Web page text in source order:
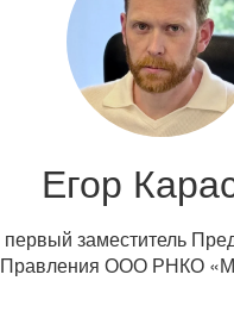
Егор
первый заместитель
Правления ООО РНКО